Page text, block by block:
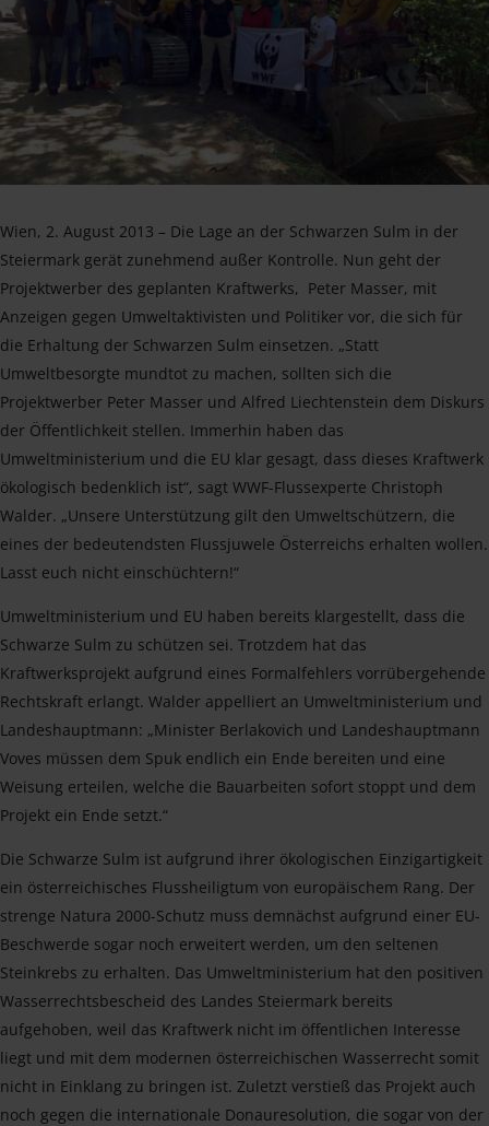
Wien, 2. August 2013 – Die Lage an der Schwarzen Sulm in der
Steiermark gerät zunehmend außer Kontrolle. Nun geht der
Projektwerber des geplanten Kraftwerks, Peter Masser, mit
Anzeigen gegen Umweltaktivisten und Politiker vor, die sich für
die Erhaltung der Schwarzen Sulm einsetzen. „Statt
Umweltbesorgte mundtot zu machen, sollten sich die
Projektwerber Peter Masser und Alfred Liechtenstein dem Diskurs
der Öffentlichkeit stellen. Immerhin haben das
Umweltministerium und die EU klar gesagt, dass dieses Kraftwerk
ökologisch bedenklich ist“, sagt WWF-Flussexperte Christoph
Walder. „Unsere Unterstützung gilt den Umweltschützern, die
eines der bedeutendsten Flussjuwele Österreichs erhalten wollen.
Lasst euch nicht einschüchtern!“
Umweltministerium und EU haben bereits klargestellt, dass die
Schwarze Sulm zu schützen sei. Trotzdem hat das
Kraftwerksprojekt aufgrund eines Formalfehlers vorrübergehende
Rechtskraft erlangt. Walder appelliert an Umweltministerium und
Landeshauptmann: „Minister Berlakovich und Landeshauptmann
Voves müssen dem Spuk endlich ein Ende bereiten und eine
Weisung erteilen, welche die Bauarbeiten sofort stoppt und dem
Projekt ein Ende setzt.“
Die Schwarze Sulm ist aufgrund ihrer ökologischen Einzigartigkeit
ein österreichisches Flussheiligtum von europäischem Rang. Der
strenge Natura 2000-Schutz muss demnächst aufgrund einer EU-
Beschwerde sogar noch erweitert werden, um den seltenen
Steinkrebs zu erhalten. Das Umweltministerium hat den positiven
Wasserrechtsbescheid des Landes Steiermark bereits
aufgehoben, weil das Kraftwerk nicht im öffentlichen Interesse
liegt und mit dem modernen österreichischen Wasserrecht somit
nicht in Einklang zu bringen ist. Zuletzt verstieß das Projekt auch
noch gegen die internationale Donauresolution, die sogar von der